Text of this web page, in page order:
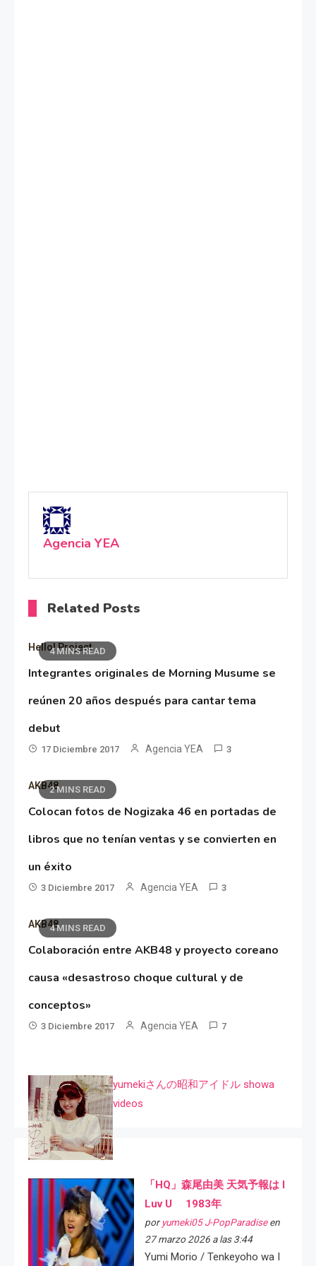
Agencia YEA
Related Posts
4 MINS READ
Hello! Project
Integrantes originales de Morning Musume se
reúnen 20 años después para cantar tema
debut
17 Diciembre 2017 Agencia YEA 3
2 MINS READ
AKB48
Colocan fotos de Nogizaka 46 en portadas de
libros que no tenían ventas y se convierten en
un éxito
3 Diciembre 2017 Agencia YEA 3
4 MINS READ
AKB48
Colaboración entre AKB48 y proyecto coreano
causa «desastroso choque cultural y de
conceptos»
3 Diciembre 2017 Agencia YEA 7
yumekiさんの昭和アイドル showa
videos
「HQ」森尾由美 天気予報は I
Luv U 1983年
por yumeki05 J-PopParadiseen
27 marzo 2026 a las 3:44
Yumi Morio / Tenkeyoho wa I